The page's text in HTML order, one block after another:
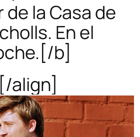
de la Casa de
En el
b]
[/align]